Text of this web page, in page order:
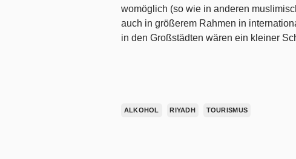
womöglich (so wie in anderen
auch in größerem Rahmen in
in den Großstädten wären ein kleiner
ALKOHOL RIYADH TOURISMUS